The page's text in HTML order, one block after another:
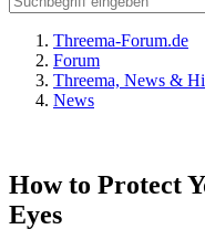
Threema-Forum.de
Forum
Threema, News &
News
How to Protect
Eyes